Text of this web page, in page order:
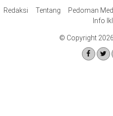
Redaksi Tentang Pedoman
Info
© Copyright